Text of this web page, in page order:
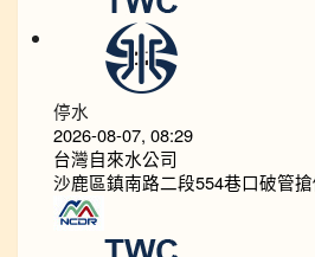
停水
2026-08-07, 08:29
台灣自來水公司
沙鹿區鎮南路二段554巷口破管